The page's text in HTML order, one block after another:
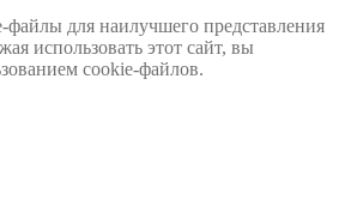
для наилучшего представления
использовать этот сайт, вы
cookie-файлов.